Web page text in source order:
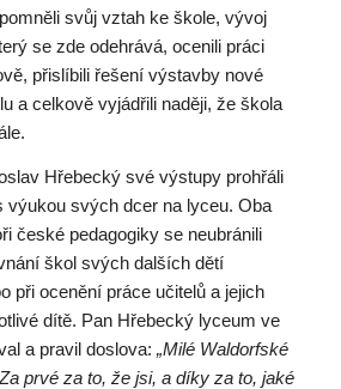
svůj vztah ke škole, vývoj
se zde odehrává, ocenili práci
přislíbili řešení výstavby nové
a celkově vyjádřili naději, že škola
Hřebecký své výstupy prohřáli
výukou svých dcer na lyceu. Oba
české pedagogiky se neubránili
škol svých dalších dětí
při ocenění práce učitelů a jejich
dítě. Pan Hřebecký lyceum ve
a pravil doslova: „Milé Waldorfské
prvé za to, že jsi, a díky za to, jaké